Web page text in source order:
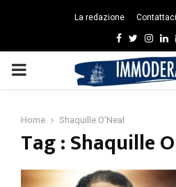
La redazione Contattaci
Facebook
Twitter
PRIMARY
Home Shaquille O'Neal
Tag : Shaquille